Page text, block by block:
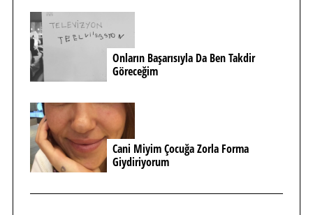
Onların Başarısıyla Da Ben Takdir
Göreceğim
Cani Miyim Çocuğa Zorla Forma
Giydiriyorum